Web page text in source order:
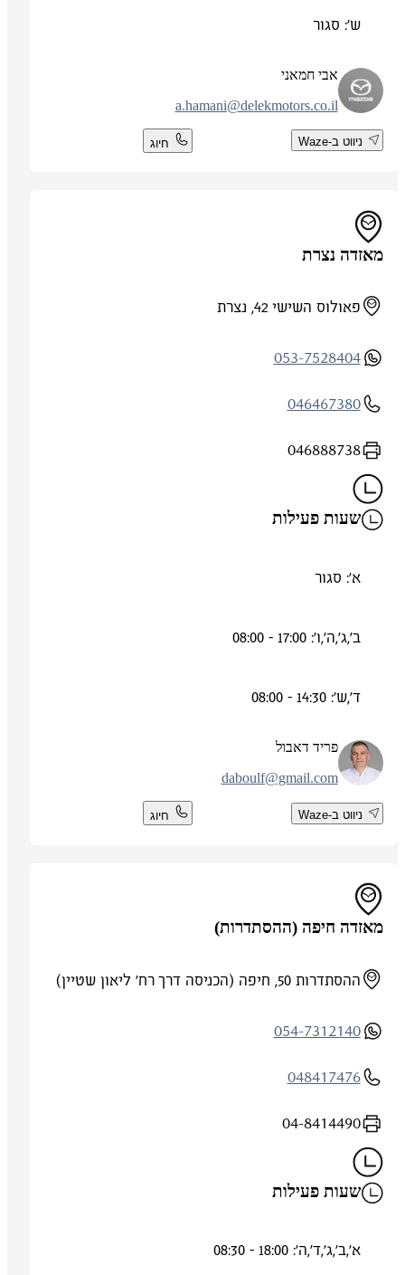
ש': סגור
אבי חמאני
a.hamani@delekmotors.co.il
ניווט ב-Waze חיוג
מאזדה נצרת
פאולוס השישי 42, נצרת
053-7528404
046467380
046888738
שעות פעילות
א': סגור
ב',ג',ה',ו': 17:00 - 08:00
ד',ש': 14:30 - 08:00
פריד דאבול
daboulf@gmail.com
ניווט ב-Waze חיוג
מאזדה חיפה (ההסתדרות)
ההסתדרות 50, חיפה (הכניסה דרך רח' ליאון שטיין)
054-7312140
048417476
04-8414490
שעות פעילות
א',ב',ג',ד',ה': 18:00 - 08:30